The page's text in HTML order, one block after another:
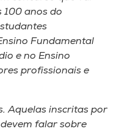
100 anos do
Fundamental
e no Ensino
profissionais e
Aquelas inscritas por
falar sobre